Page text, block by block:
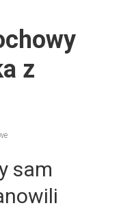
z
sam